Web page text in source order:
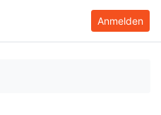
Anmelden